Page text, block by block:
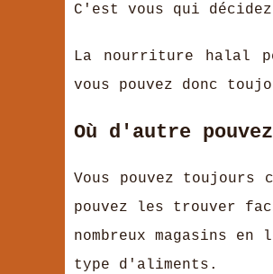
C'est vous qui
La nourriture halal
vous pouvez donc
Où d'autre
Vous pouvez
pouvez les trouver
nombreux magasins
type d'aliments.